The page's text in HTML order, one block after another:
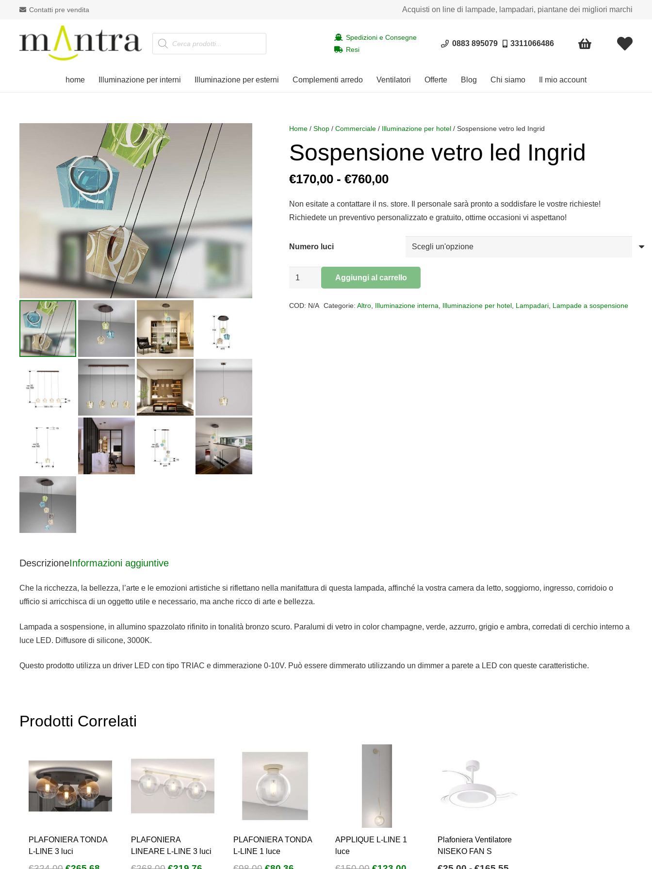
Contatti pre vendita Acquisti on line di lampade, lampadari, piantane dei migliori marchi
Products
search
Spedizioni e Consegne
Resi
0883 895079 3311066486
home Illuminazione per interni Illuminazione per esterni Complementi arredo Ventilatori Offerte Blog Chi siamo Il mio account
Home /Shop /Commerciale / Illuminazione per hotel / Sospensione vetro led Ingrid
Sospensione vetro led Ingrid
€170,00 - €760,00Fascia
prezzo:
da
Non esitate a contattare il ns. store. Il personale sarà pronto a soddisfare le vostre richieste!
Richiedete un preventivo personalizzato e gratuito, ottime occasioni vi aspettano!
Numero luci
Sospensione
Aggiungi al carrello
COD: N/A Categorie: Altro, Illuminazione interna Illuminazione per hotel, Lampadari, Lampade a sospensione
DescrizioneInformazioni aggiuntive
Che la ricchezza, la bellezza, l’arte e le emozioni artistiche si riflettano nella manifattura di questa lampada, affinché la vostra camera da letto, soggiorno, ingresso, corridoio o
ufficio si arricchisca di un oggetto utile e necessario, ma anche ricco di arte e bellezza.
Lampada a sospensione, in allumino spazzolato rifinito in tonalità bronzo scuro. Paralumi di vetro in color champagne, verde, azzurro, grigio e ambra, corredati di cerchio interno a
luce LED. Diffusore di silicone, 3000K.
Questo prodotto utilizza un driver LED con tipo TRIAC e dimmerazione 0-10V. Può essere dimmerato utilizzando un dimmer a parete a LED con queste caratteristiche.
Prodotti Correlati
PLAFONIERA TONDA
L-LINE 3 luci
PLAFONIERA
LINEARE L-LINE 3 luci
PLAFONIERA TONDA
L-LINE 1 luce
APPLIQUE L-LINE 1
luce
Plafoniera Ventilatore
NISEKO FAN S